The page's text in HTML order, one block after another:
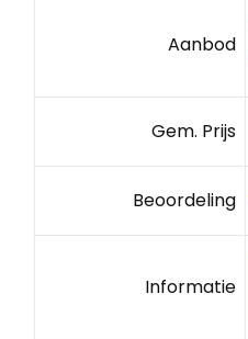
Aanbod
Gem. Prijs
Beoordeling
Informatie